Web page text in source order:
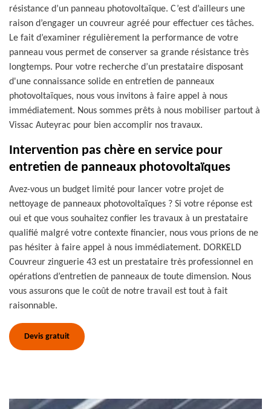
résistance d’un panneau photovoltaïque. C’est d’ailleurs une
raison d’engager un couvreur agréé pour effectuer ces tâches.
Le fait d’examiner régulièrement la performance de votre
panneau vous permet de conserver sa grande résistance très
longtemps. Pour votre recherche d’un prestataire disposant
d'une connaissance solide en entretien de panneaux
photovoltaïques, nous vous invitons à faire appel à nous
immédiatement. Nous sommes prêts à nous mobiliser partout à
Vissac Auteyrac pour bien accomplir nos travaux.
Intervention pas chère en service pour
entretien de panneaux photovoltaïques
Avez-vous un budget limité pour lancer votre projet de
nettoyage de panneaux photovoltaïques ? Si votre réponse est
oui et que vous souhaitez confier les travaux à un prestataire
qualifié malgré votre contexte financier, nous vous prions de ne
pas hésiter à faire appel à nous immédiatement. DORKELD
Couvreur zinguerie 43 est un prestataire très professionnel en
opérations d’entretien de panneaux de toute dimension. Nous
vous assurons que le coût de notre travail est tout à fait
raisonnable.
Devis gratuit